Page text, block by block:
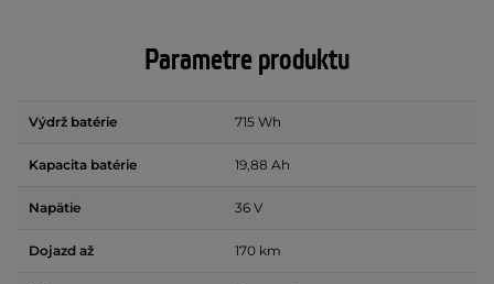
Parametre produktu
Výdrž batérie 715 Wh
Kapacita batérie 19,88 Ah
Napätie 36 V
Dojazd až 170 km